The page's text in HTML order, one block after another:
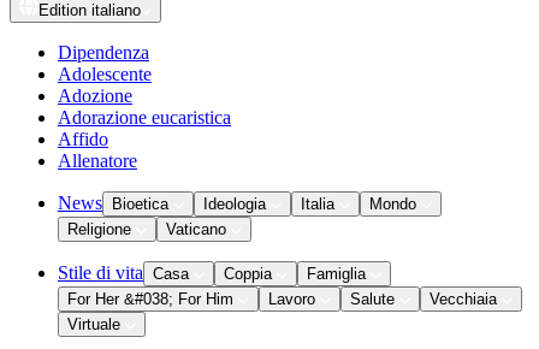
Edition italiano
Dipendenza
Adolescente
Adozione
Adorazione eucaristica
Affido
Allenatore
News Bioetica Ideologia Italia
Mondo
Religione
Vaticano
Stile di vita Casa Coppia
Famiglia
For Her &#038; For Him
Lavoro Salute
Vecchiaia
Virtuale